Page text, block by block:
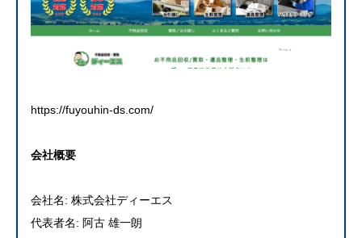
https://fuyouhin-ds.com/
会社概要
会社名: 株式会社ディーエス
代表者名: 阿古 雄一朗